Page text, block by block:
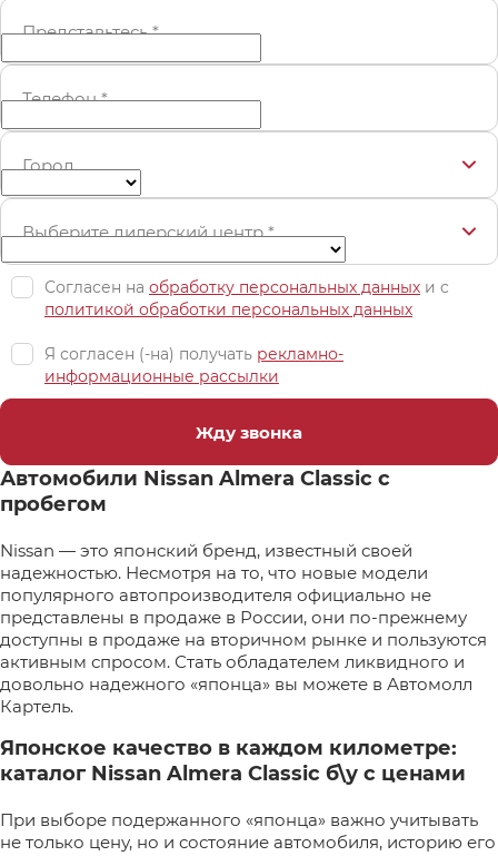
Представьтесь*
Телефон*
Город
Выберите дилерский центр*
Согласен на обработку персональных данных и c
политикой обработки персональных данных
Я согласен (-на) получать рекламно-
информационные рассылки
Жду звонка
Автомобили Nissan Almera Classic с
пробегом
Nissan — это японский бренд, известный своей
надежностью. Несмотря на то, что новые модели
популярного автопроизводителя официально не
представлены в продаже в России, они по-прежнему
доступны в продаже на вторичном рынке и пользуются
активным спросом. Стать обладателем ликвидного и
довольно надежного «японца» вы можете в Автомолл
Картель.
Японское качество в каждом километре:
каталог Nissan Almera Classic б\у с ценами
При выборе подержанного «японца» важно учитывать
не только цену, но и состояние автомобиля, историю его